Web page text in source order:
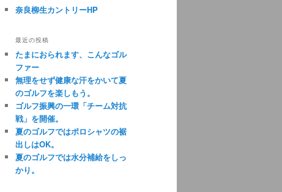
奈良柳生カントリーHP
最近の投稿
たまにおられます、こんなゴル
ファー
無理をせず健康な汗をかいて夏
のゴルフを楽しもう。
ゴルフ振興の一環「チーム対抗
戦」を開催。
夏のゴルフではポロシャツの裾
出しはOK。
夏のゴルフでは水分補給をしっ
かり。